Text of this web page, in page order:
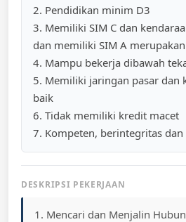
2. Pendidikan minim D3
3. Memiliki SIM C dan
dan memiliki SIM A
4. Mampu bekerja dibawah
5. Memiliki jaringan pasar dan
baik
6. Tidak memiliki kredit macet
7. Kompeten, berintegritas
DESKRIPSI PEKERJAAN
1. Mencari dan Menjalin